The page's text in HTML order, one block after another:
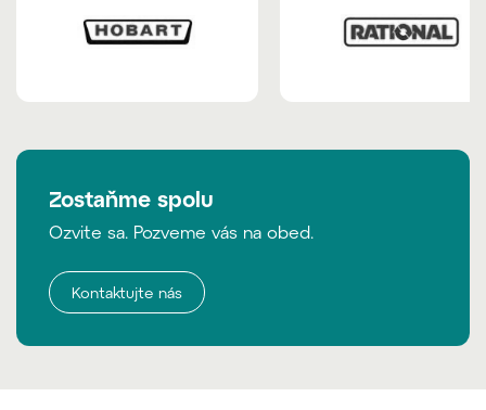
Zostaňme spolu
Ozvite sa. Pozveme vás na obed.
Kontaktujte nás